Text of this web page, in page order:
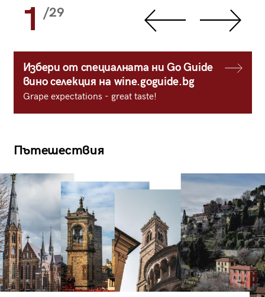
1 /29
Избери от специалната ни Go Guide
вино селекция на wine.goguide.bg
Grape expectations - great taste!
Пътешествия